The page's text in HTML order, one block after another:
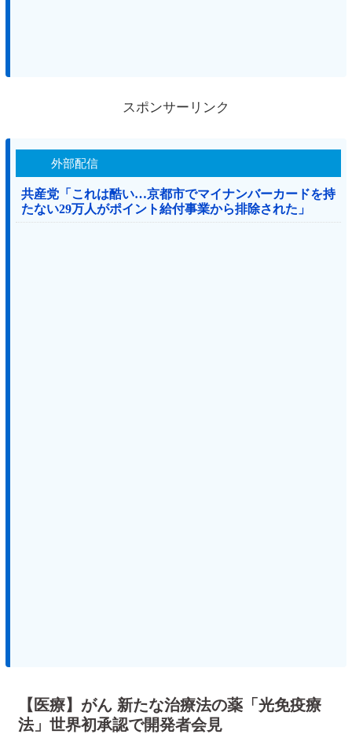
スポンサーリンク
外部配信
共産党「これは酷い…京都市でマイナンバーカードを持
たない29万人がポイント給付事業から排除された」
【医療】がん 新たな治療法の薬「光免疫療
法」世界初承認で開発者会見